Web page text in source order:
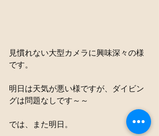
見慣れない大型カメラに興味深々の様
です。
明日は天気が悪い様ですが、ダイビン
グは問題なしです～～
では、また明日。